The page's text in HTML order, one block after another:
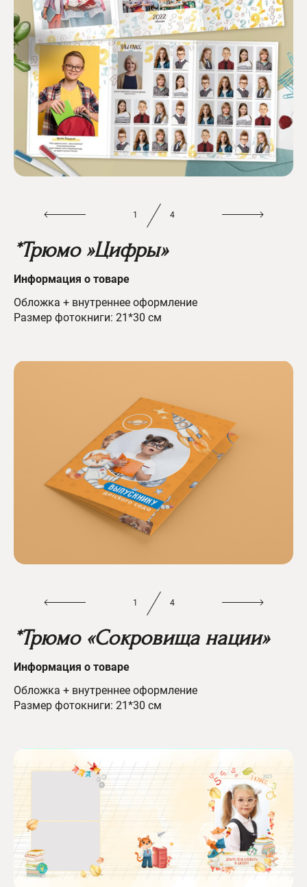
1 4
*Трюмо »Цифры»
Информация о товаре
Обложка + внутреннее оформление
Размер фотокниги: 21*30 см
1 4
*Трюмо «Сокровища нации»
Информация о товаре
Обложка + внутреннее оформление
Размер фотокниги: 21*30 см